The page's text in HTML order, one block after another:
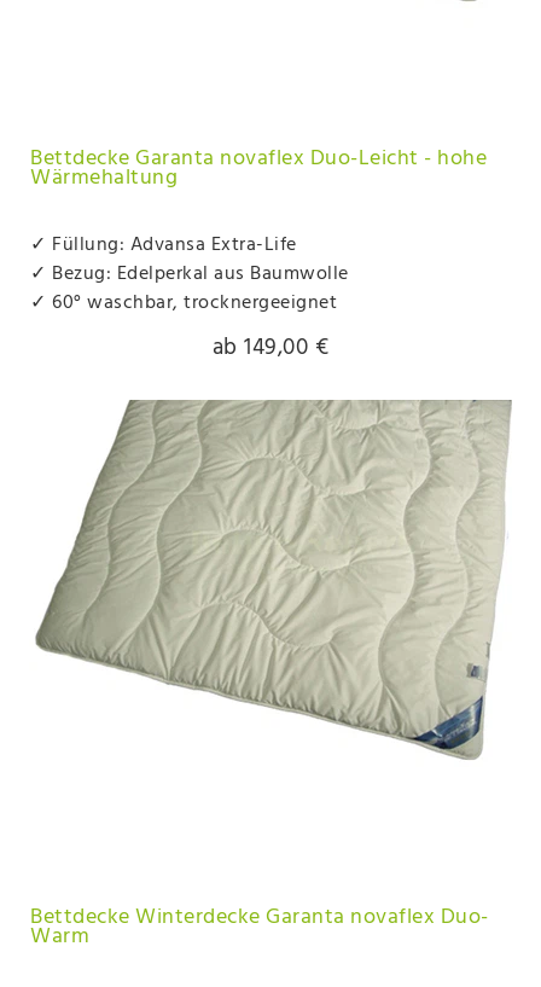
Bettdecke Garanta novaflex Duo-Leicht - hohe
Wärmehaltung
✓ Füllung: Advansa Extra-Life
✓ Bezug: Edelperkal aus Baumwolle
✓ 60° waschbar, trocknergeeignet
ab 149,00 €
Bettdecke Winterdecke Garanta novaflex Duo-
Warm